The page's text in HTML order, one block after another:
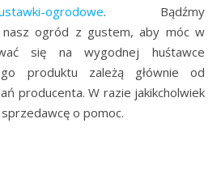
ogrodowe. Bądźmy
ogród z gustem, aby móc w
się na wygodnej huśtawce
produktu zależą głównie od
producenta. W razie jakikcholwiek
o pomoc.